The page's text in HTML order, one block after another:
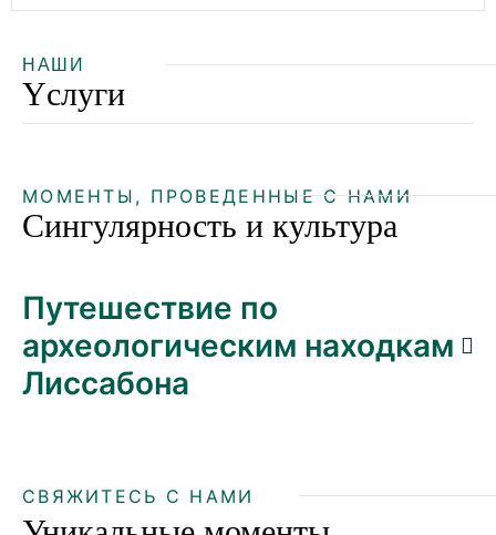
НАШИ
Yслуги
МОМЕНТЫ, ПРОВЕДЕННЫЕ С НАМИ
Сингулярность и культура
Путешествие по
археологическим находкам
Лиссабона
СВЯЖИТЕСЬ С НАМИ